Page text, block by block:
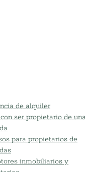
de alquiler
ser propietario de
para propietarios de
inmobiliarios y